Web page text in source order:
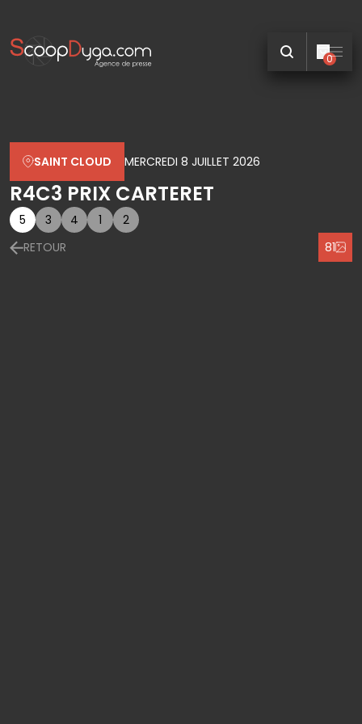
0
SAINT CLOUD MERCREDI 8 JUILLET 2026
R4C3 PRIX CARTERET
5 3 4 1
2
RETOUR
81